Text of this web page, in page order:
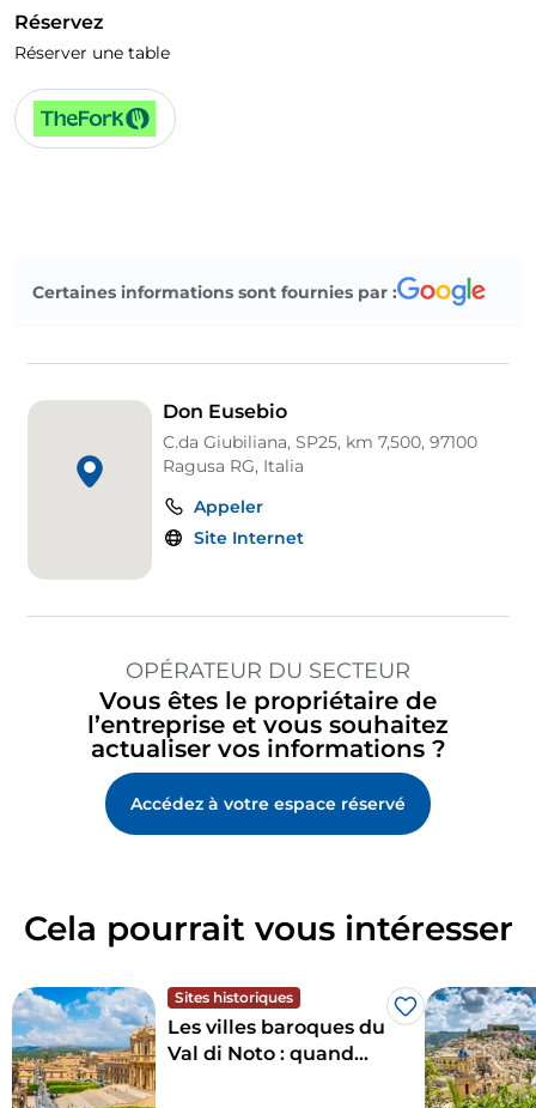
Réservez
Réserver une table
Certaines informations sont fournies par :
Don Eusebio
C.da Giubiliana, SP25, km 7,500, 97100
Ragusa RG, Italia
Appeler
Site Internet
OPÉRATEUR DU SECTEUR
Vous êtes le propriétaire de
l’entreprise et vous souhaitez
actualiser vos informations ?
Accédez à votre espace réservé
Cela pourrait vous intéresser
Sites historiques
J’aime
Les villes baroques du
Val di Noto : quand